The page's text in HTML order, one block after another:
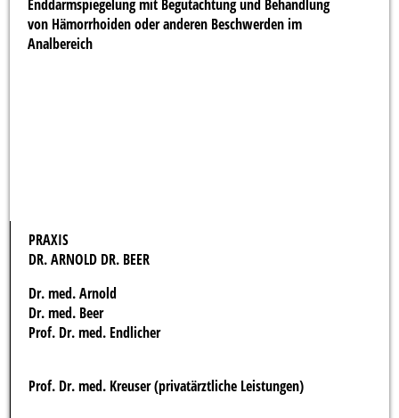
Enddarmspiegelung mit Begutachtung und Behandlung
von Hämorrhoiden oder anderen Beschwerden im
Analbereich
PRAXIS
DR. ARNOLD DR. BEER
Dr. med. Arnold
Dr. med. Beer
Prof. Dr. med. Endlicher
Prof. Dr. med. Kreuser (privatärztliche Leistungen)